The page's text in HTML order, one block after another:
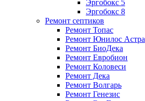
Эргобокс 5
Эргобокс 8
Ремонт септиков
Ремонт Топас
Ремонт Юнилос Астра
Ремонт БиоДека
Ремонт Евробион
Ремонт Коловеси
Ремонт Дека
Ремонт Волгарь
Ремонт Генезис